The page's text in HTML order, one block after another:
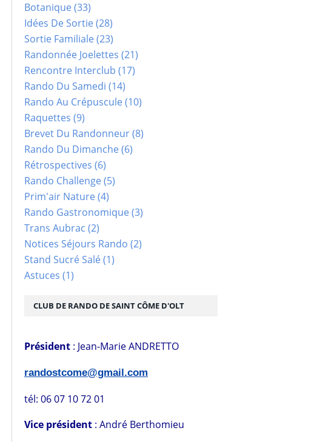
Botanique(33)
Idées De Sortie(28)
Sortie Familiale(23)
Randonnée Joelettes (21)
Rencontre Interclub (17)
Rando Du Samedi (14)
Rando Au Crépuscule(10)
Raquettes (9)
Brevet Du Randonneur(8)
Rando Du Dimanche(6)
Rétrospectives (6)
Rando Challenge(5)
Prim'air Nature(4)
Rando Gastronomique(3)
Trans Aubrac (2)
Notices Séjours Rando (2)
Stand Sucré Salé(1)
Astuces (1)
CLUB DE RANDO DE SAINT CÔME D'OLT
Président : Jean-Marie ANDRETTO
randostcome@gmail.com
tél: 06 07 10 72 01
Vice président : André Berthomieu